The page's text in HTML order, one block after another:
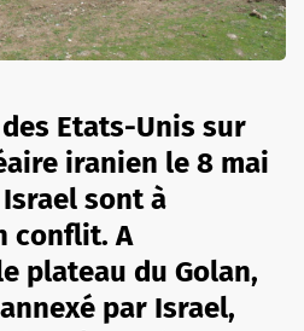
Etats-Unis sur
iranien le 8 mai
Israel sont à
conflit. A
plateau du Golan,
par Israel,